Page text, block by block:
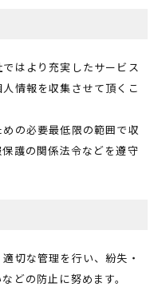
はより充実したサービス
情報を収集させて頂くこ
の必要最低限の範囲で収
護の関係法令などを遵守
切な管理を行い、紛失・
どの防止に努めます。